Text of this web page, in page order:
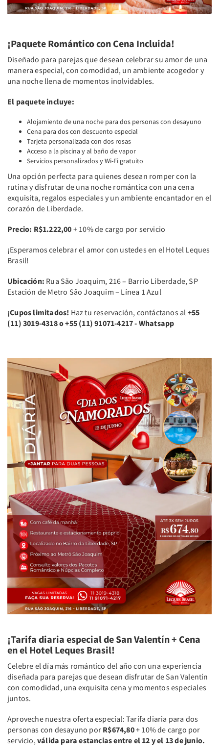
¡Paquete Romántico con Cena Incluida!
Diseñado para parejas que desean celebrar su amor de una
manera especial, con comodidad, un ambiente acogedor y
una noche llena de momentos inolvidables.
El paquete incluye:
Alojamiento de una noche para dos personas con desayuno
Cena para dos con descuento especial
Tarjeta personalizada con dos rosas
Acceso a la piscina y al baño de vapor
Servicios personalizados y Wi-Fi gratuito
Una opción perfecta para quienes desean romper con la
rutina y disfrutar de una noche romántica con una cena
exquisita, regalos especiales y un ambiente encantador en el
corazón de Liberdade.
Precio: R$1.222,00 + 10% de cargo por servicio
¡Esperamos celebrar el amor con ustedes en el Hotel Leques
Brasil!
Ubicación: Rua São Joaquim, 216 – Barrio Liberdade, SP
Estación de Metro São Joaquim – Línea 1 Azul
¡Cupos limitados! Haz tu reservación, contáctanos al +55
(11) 3019-4318 o +55 (11) 91071-4217 - Whatsapp
¡Tarifa diaria especial de San Valentín + Cena
en el Hotel Leques Brasil!
Celebre el día más romántico del año con una experiencia
diseñada para parejas que desean disfrutar de San Valentín
con comodidad, una exquisita cena y momentos especiales
juntos.
Aproveche nuestra oferta especial: Tarifa diaria para dos
personas con desayuno por R$674,80+ 10% de cargo por
servicio,válida para estancias entre el 12 y el 13 de junio.